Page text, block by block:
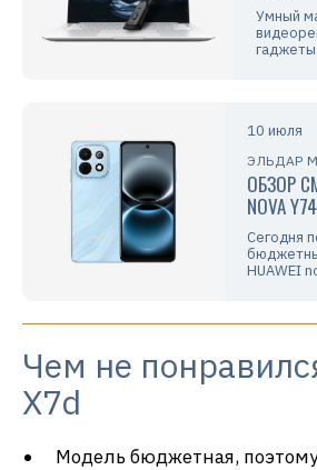
Умный
гаджеты.
10 июля
ЭЛЬДАР
ОБЗОР
NOVA Y74
Сегодня
HUAWEI
Чем не
X7d
Модель бюджетная, поэтому